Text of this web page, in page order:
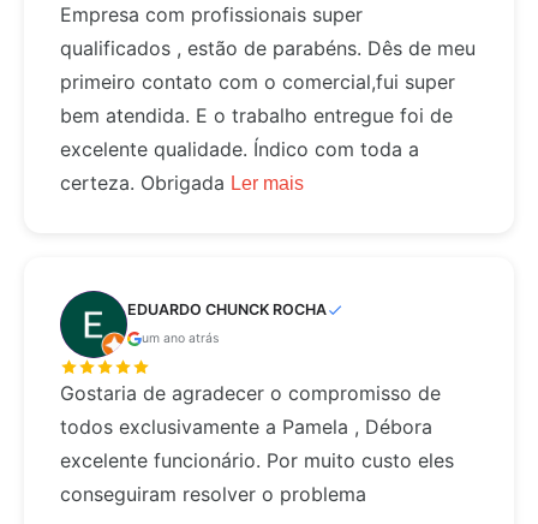
Empresa com profissionais super
qualificados , estão de parabéns. Dês de meu
primeiro contato com o comercial,fui super
bem atendida. E o trabalho entregue foi de
excelente qualidade. Índico com toda a
certeza. Obrigada Ler mais
EDUARDO CHUNCK ROCHA
um ano atrás
Gostaria de agradecer o compromisso de
todos exclusivamente a Pamela , Débora
excelente funcionário. Por muito custo eles
conseguiram resolver o problema